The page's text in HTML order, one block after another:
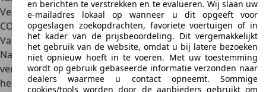
Verbruik
5,4 l - 8,4 l
CO2-uitstoot
153 g/km
Varianten
Naast de bovengenoemde motorvarianten waren ook
verschillende uitrustingslijnenleverbaar. De basisversie
heet LS. Met LS+, LT en LT+ neemt het aantal
en berichten te verstrekken en te evalueren. Wij slaan uw
e-mailadres lokaal op wanneer u dit opgeeft voor
opgeslagen zoekopdrachten, favoriete voertuigen of in
het kader van de prijsbeoordeling. Dit vergemakkelijkt
het gebruik van de website, omdat u bij latere bezoeken
niet opnieuw hoeft in te voeren. Met uw toestemming
wordt op gebruik gebaseerde informatie verzonden naar
dealers waarmee u contact opneemt. Sommige
cookies/tools worden door de aanbieders gebruikt om